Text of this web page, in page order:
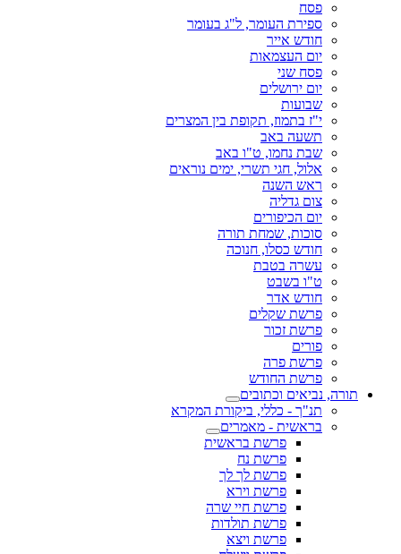
פסח
ספירת העומר, ל"ג בעומר
חודש אייר
יום העצמאות
פסח שני
יום ירושלים
שבועות
י"ז בתמוז, תקופת בין המצרים
תשעה באב
שבת נחמו, ט"ו באב
אלול, חגי תשרי, ימים נוראים
ראש השנה
צום גדליה
יום הכיפורים
סוכות, שמחת תורה
חודש כסלו, חנוכה
עשרה בטבת
ט"ו בשבט
חודש אדר
פרשת שקלים
פרשת זכור
פורים
פרשת פרה
פרשת החודש
תורה, נביאים וכתובים
תנ"ך - כללי, ביקורת המקרא
בראשית - מאמרים
פרשת בראשית
פרשת נח
פרשת לך לך
פרשת וירא
פרשת חיי שרה
פרשת תולדות
פרשת ויצא